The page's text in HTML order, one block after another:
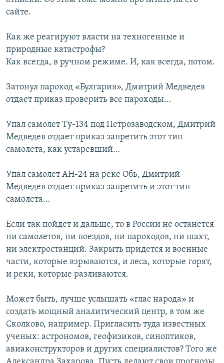
сайте.
Как же реагируют власти на техногенные и
природные катастрофы?
Как всегда, в ручном режиме. И, как всегда, потом.
Затонул пароход «Булгария», Дмитрий Медведев
отдает приказ проверить все пароходы…
Упал самолет Ту-134 под Петрозаводском, Дмитрий
Медведев отдает приказ запретить этот тип
самолета, как устаревший…
Упал самолет АН-24 на реке Обь, Дмитрий
Медведев отдает приказ запретить и этот тип
самолета…
Если так пойдет и дальше, то в России не останется
ни самолетов, ни поездов, ни пароходов, ни шахт,
ни электростанций. Закрыть придется и военные
части, которые взрываются, и леса, которые горят,
и реки, которые разливаются.
Может быть, лучше услышать «глас народа» и
создать мощный аналитический центр, в том же
Сколково, например. Пригласить туда известных
ученых: астрономов, геофизиков, синоптиков,
авиаконструкторов и других специалистов? Того же